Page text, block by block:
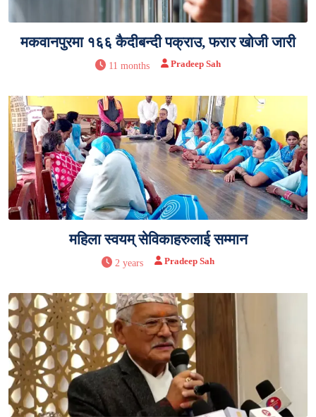
मकवानपुरमा १६६ कैदीबन्दी पक्राउ, फरार खोजी जारी
11 months Pradeep Sah
महिला स्वयम् सेविकाहरुलाई सम्मान
2 years Pradeep Sah